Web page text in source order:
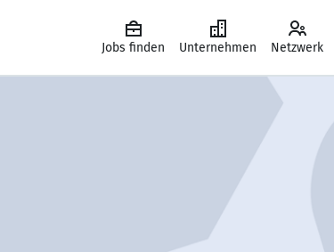
Jobs finden Unternehmen Netzwerk